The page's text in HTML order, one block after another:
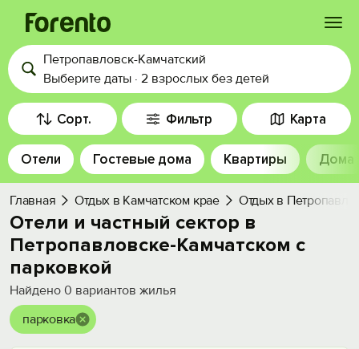
Войти
Избранное
История просмотра
Добавить свой объект
Петропавловск-Камчатский
Выберите даты · 2 взрослых без детей
Сорт. Фильтр Карта
Отели Гостевые дома Квартиры Дома
Главная Отдых в Камчатском крае Отдых в
Отели и частный сектор в
Петропавловске-Камчатском с
парковкой
Найдено 0 вариантов жилья
парковка